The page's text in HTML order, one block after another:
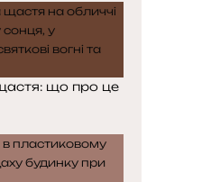
що про це